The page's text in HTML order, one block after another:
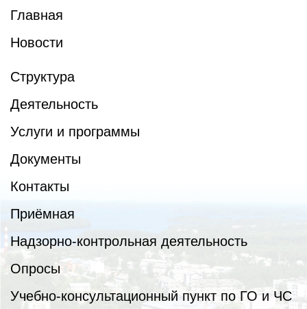
Главная
Новости
Структура
Деятельность
Услуги и программы
Документы
Контакты
Приёмная
Надзорно-контрольная деятельность
Опросы
Учебно-консультационный пункт по ГО и ЧС